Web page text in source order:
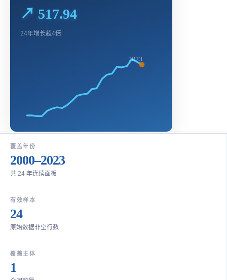
↗ 517.94
24年增长超4倍
2023
覆盖年份
2000–2023
共 24 年连续面板
有效样本
24
原始数据非空行数
覆盖主体
1